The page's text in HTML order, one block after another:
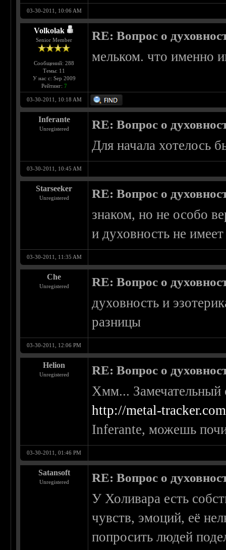
03-30-2011, 10:06 AM
Volkolak
Senior Member
Сообщений: 288
Темы: 11
У нас с: Sep 2009
Рейтинг: 7
RE: Вопрос о
мельком. что именно
03-30-2011, 10:18 AM
Inferante
Unregistered RE: Вопрос о
Для начала хотелось
03-30-2011, 10:45 AM
Starseeker
Unregistered RE: Вопрос о
знаком, но не особо
и духовность не
03-30-2011, 11:35 AM
Che
Unregistered RE: Вопрос о
духовность и
разницы
03-30-2011, 12:06 PM
Helion
Unregistered RE: Вопрос о
Хмм... Замечательный
http://metal-
Inferante, можешь
03-30-2011, 01:46 PM
Satansoft
Unregistered RE: Вопрос о
У Холивара есть
чувств, эмоций, её
попросить людей